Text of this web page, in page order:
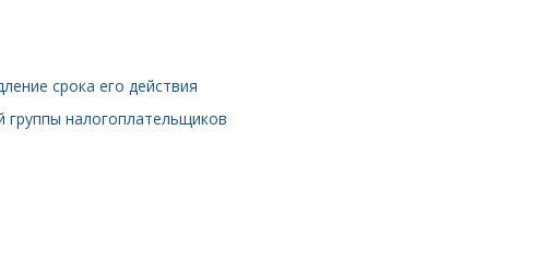
срока его действия
группы налогоплательщиков